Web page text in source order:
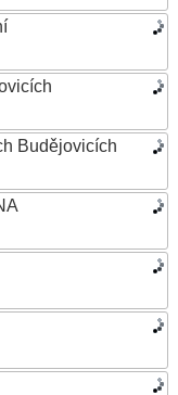
Budějovicích